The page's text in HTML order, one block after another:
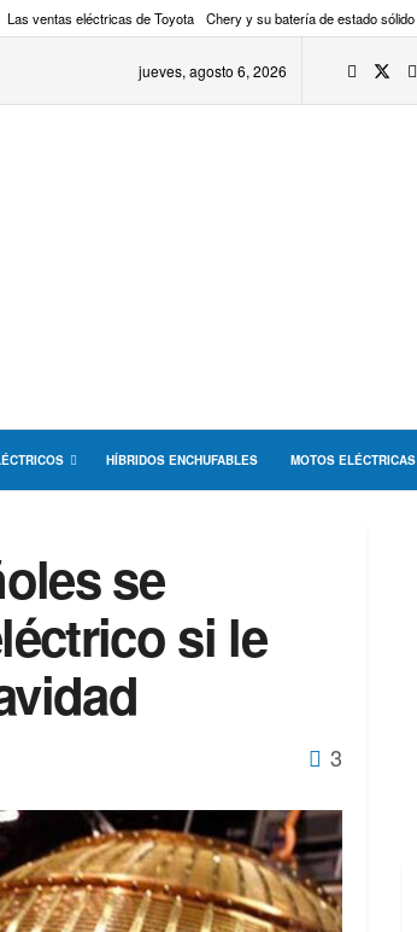
Las ventas eléctricas de Toyota Chery y su batería de estado sólido
jueves, agosto 6, 2026
HÍBRIDOS ENCHUFABLES MOTOS ELÉCTRICAS
se
si le
3